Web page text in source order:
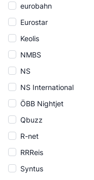
eurobahn
Eurostar
Keolis
NMBS
NS
NS International
ÖBB Nightjet
Qbuzz
R-net
RRReis
Syntus